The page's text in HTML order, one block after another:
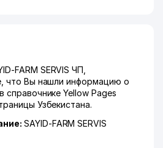
FARM SERVIS ЧП,
что Вы нашли информацию о
справочнике Yellow Pages
Узбекистана.
SAYID-FARM SERVIS